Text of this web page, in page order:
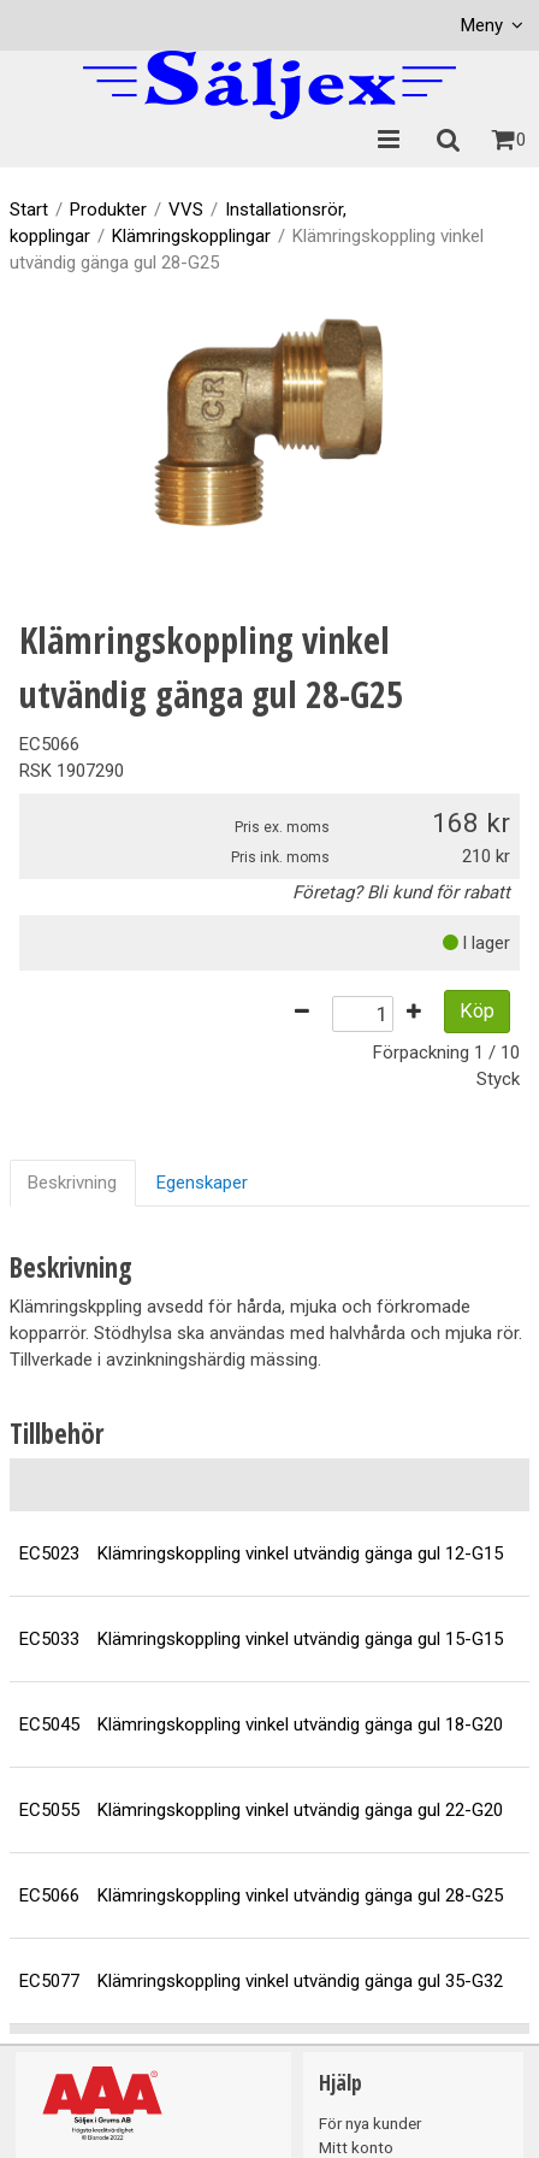
Meny
0
Start / Produkter / VVS / Installationsrör,
kopplingar / Klämringskopplingar / Klämringskoppling vinkel
utvändig gänga gul 28-G25
Klämringskoppling vinkel
utvändig gänga gul 28-G25
EC5066
RSK 1907290
Pris ex. moms 168
Pris ink. moms
210
Företag? Bli kund för rabatt
I lager
Köp
Förpackning 1 / 10
Styck
Beskrivning Egenskaper
Beskrivning
Klämringskppling avsedd för hårda, mjuka och förkromade
kopparrör. Stödhylsa ska användas med halvhårda och mjuka rör.
Tillverkade i avzinkningshärdig mässing.
Tillbehör
EC5023 Klämringskoppling vinkel utvändig gänga gul 12-G15
EC5033 Klämringskoppling vinkel utvändig gänga gul 15-G15
EC5045 Klämringskoppling vinkel utvändig gänga gul 18-G20
EC5055 Klämringskoppling vinkel utvändig gänga gul 22-G20
EC5066 Klämringskoppling vinkel utvändig gänga gul 28-G25
EC5077 Klämringskoppling vinkel utvändig gänga gul 35-G32
Hjälp
För nya kunder
Mitt konto